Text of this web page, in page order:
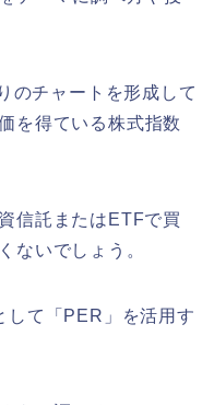
のチャートを形成して
を得ている株式指数
信託またはETFで買
ないでしょう。
して「PER」を活用す